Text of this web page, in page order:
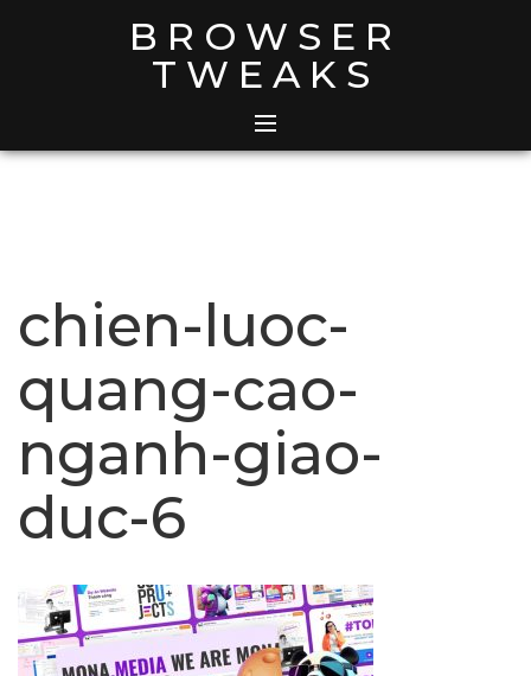
BROWSER
TWEAKS
chien-luoc-
quang-cao-
nganh-giao-
duc-6